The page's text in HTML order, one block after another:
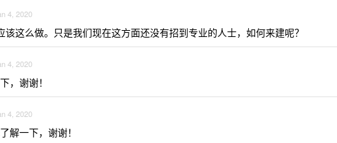
4, 2020
该这么做。只是我们现在这方面还没有招到专业的人士，如何来建呢？
4, 2020
，谢谢！
4, 2020
解一下，谢谢！